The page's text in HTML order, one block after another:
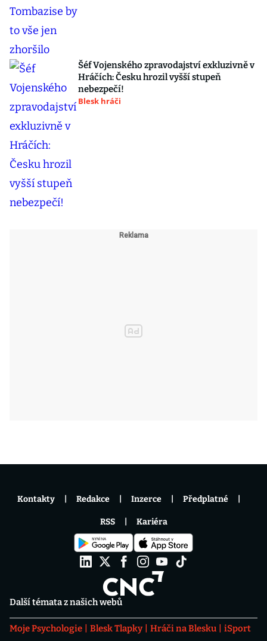
Šéf Vojenského zpravodajství exkluzivně v
Hráčích: Česku hrozil vyšší stupeň
nebezpečí!
Blesk hráči
Další témata z našich webů
Moje Psychologie Blesk Tlapky Hráči na Blesku
iSport
Kontakty Redakce Inzerce Předplatné
RSS Kariéra